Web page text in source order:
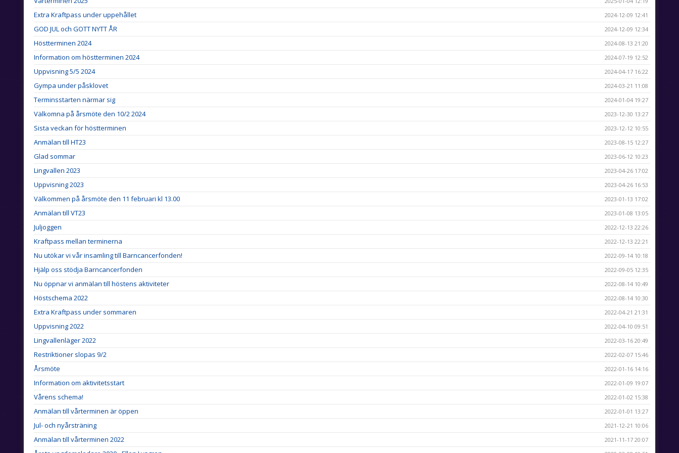
Extra Kraftpass under uppehållet 2024-12-09 12:41
GOD JUL och GOTT NYTT ÅR 2024-12-09 12:34
Höstterminen 2024 2024-08-13 21:20
Information om höstterminen 2024 2024-07-19 12:52
Uppvisning 5/5 2024 2024-04-17 16:22
Gympa under påsklovet 2024-03-21 11:08
Terminsstarten närmar sig 2024-01-04 19:27
Välkomna på årsmöte den 10/2 2024 2023-12-30 13:27
Sista veckan för höstterminen 2023-12-12 10:55
Anmälan till HT23 2023-08-15 12:27
Glad sommar 2023-06-12 10:23
Lingvallen 2023 2023-04-26 17:02
Uppvisning 2023 2023-04-26 16:53
Välkommen på årsmöte den 11 februari kl 13.00 2023-01-13 17:02
Anmälan till VT23 2023-01-08 13:05
Juljoggen 2022-12-13 22:26
Kraftpass mellan terminerna 2022-12-13 22:21
Nu utökar vi vår insamling till Barncancerfonden! 2022-09-14 10:18
Hjälp oss stödja Barncancerfonden 2022-09-05 12:35
Nu öppnar vi anmälan till höstens aktiviteter 2022-08-14 10:49
Höstschema 2022 2022-08-14 10:30
Extra Kraftpass under sommaren 2022-04-21 21:31
Uppvisning 2022 2022-04-10 09:51
Lingvallenläger 2022 2022-03-16 20:49
Restriktioner slopas 9/2 2022-02-07 15:46
Årsmöte 2022-01-16 14:16
Information om aktivitetsstart 2022-01-09 19:07
Vårens schema! 2022-01-02 15:38
Anmälan till vårterminen är öppen 2022-01-01 13:27
Jul- och nyårsträning 2021-12-21 10:06
Anmälan till vårterminen 2022 2021-11-17 20:07